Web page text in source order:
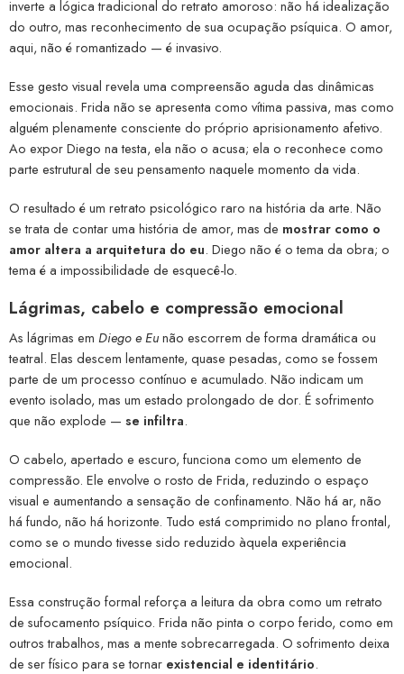
inverte a lógica tradicional do retrato amoroso: não há idealização
do outro, mas reconhecimento de sua ocupação psíquica. O amor,
aqui, não é romantizado — é invasivo.
Esse gesto visual revela uma compreensão aguda das dinâmicas
emocionais. Frida não se apresenta como vítima passiva, mas como
alguém plenamente consciente do próprio aprisionamento afetivo.
Ao expor Diego na testa, ela não o acusa; ela o reconhece como
parte estrutural de seu pensamento naquele momento da vida.
O resultado é um retrato psicológico raro na história da arte. Não
se trata de contar uma história de amor, mas de mostrar como o
amor altera a arquitetura do eu. Diego não é o tema da obra; o
tema é a impossibilidade de esquecê-lo.
Lágrimas, cabelo e compressão emocional
As lágrimas em Diego e Eunão escorrem de forma dramática ou
teatral. Elas descem lentamente, quase pesadas, como se fossem
parte de um processo contínuo e acumulado. Não indicam um
evento isolado, mas um estado prolongado de dor. É sofrimento
que não explode — se infiltra.
O cabelo, apertado e escuro, funciona como um elemento de
compressão. Ele envolve o rosto de Frida, reduzindo o espaço
visual e aumentando a sensação de confinamento. Não há ar, não
há fundo, não há horizonte. Tudo está comprimido no plano frontal,
como se o mundo tivesse sido reduzido àquela experiência
emocional.
Essa construção formal reforça a leitura da obra como um retrato
de sufocamento psíquico. Frida não pinta o corpo ferido, como em
outros trabalhos, mas a mente sobrecarregada. O sofrimento deixa
de ser físico para se tornar existencial e identitário.